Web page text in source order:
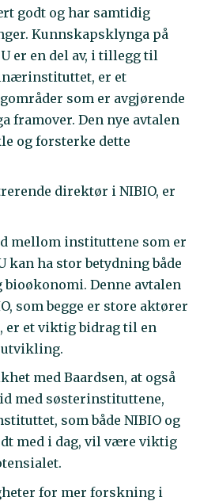
godt og har samtidig
Kunnskapsklynga på
er en del av, i tillegg til
er et
som er avgjørende
framover. Den nye avtalen
og forsterke dette
direktør i NIBIO, er
mellom instituttene som er
kan ha stor betydning både
Denne avtalen
som begge er store aktører
er et viktig bidrag til en
med Baardsen, at også
med søsterinstituttene,
som både NIBIO og
med i dag, vil være viktig
for mer forskning i